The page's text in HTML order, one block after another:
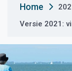
Home
Versie 2021: